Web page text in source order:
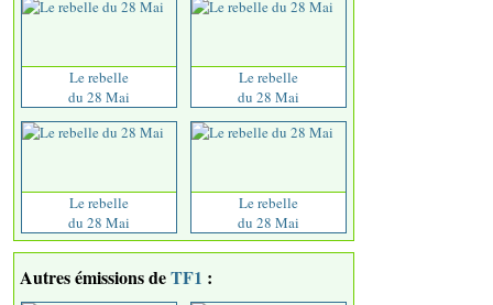
Le rebelle
du 28 Mai
Le rebelle
du 28 Mai
Le rebelle
du 28 Mai
Le rebelle
du 28 Mai
Autres émissions deTF1 :